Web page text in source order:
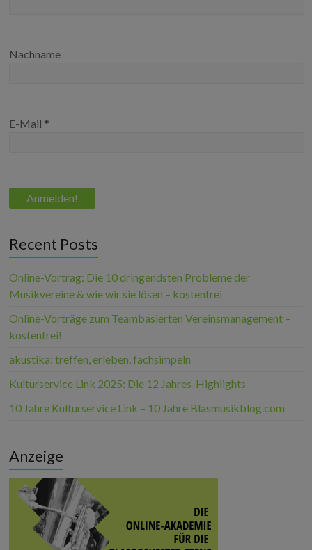
Nachname
E-Mail *
Recent Posts
Online-Vortrag: Die 10 dringendsten Probleme der
Musikvereine & wie wir sie lösen – kostenfrei
Online-Vorträge zum Teambasierten Vereinsmanagement –
kostenfrei!
akustika: treffen, erleben, fachsimpeln
Kulturservice Link 2025: Die 12 Jahres-Highlights
10 Jahre Kulturservice Link – 10 Jahre Blasmusikblog.com
Anzeige